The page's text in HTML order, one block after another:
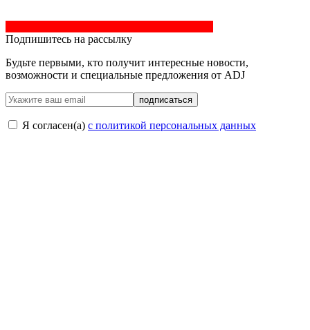
Подпишитесь на рассылку
Будьте первыми, кто получит интересные новости,
возможности и специальные предложения от ADJ
подписаться
Я согласен(a) с политикой персональных данных